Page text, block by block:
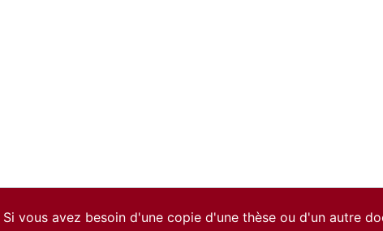
Si vous avez besoin d'une copie d'une thèse ou d'un autre